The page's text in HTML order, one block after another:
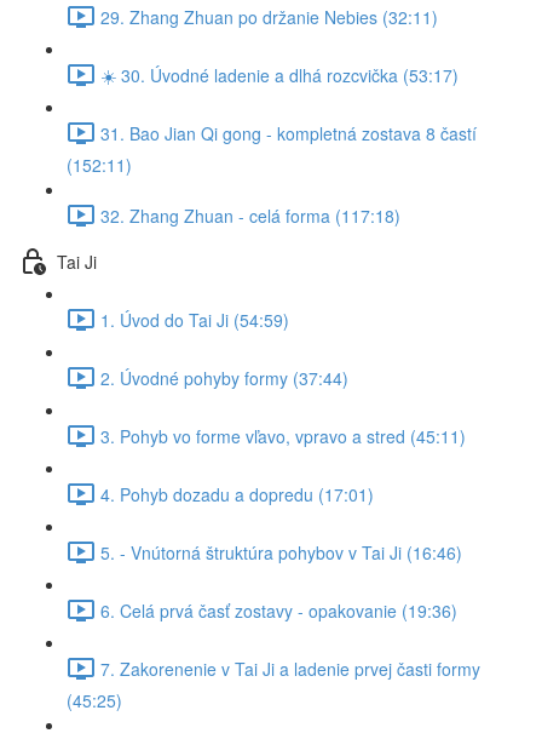
29. Zhang Zhuan po držanie Nebies (32:11)
☀️ 30. Úvodné ladenie a dlhá rozcvička (53:17)
31. Bao Jian Qi gong - kompletná zostava 8 častí
(152:11)
32. Zhang Zhuan - celá forma (117:18)
Tai Ji
1. Úvod do Tai Ji (54:59)
2. Úvodné pohyby formy (37:44)
3. Pohyb vo forme vľavo, vpravo a stred (45:11)
4. Pohyb dozadu a dopredu (17:01)
5. - Vnútorná štruktúra pohybov v Tai Ji (16:46)
6. Celá prvá časť zostavy - opakovanie (19:36)
7. Zakorenenie v Tai Ji a ladenie prvej časti formy
(45:25)